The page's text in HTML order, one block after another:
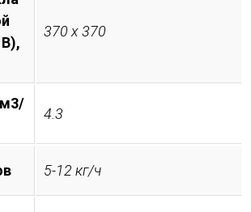
370 х 370
м3/
4.3
5-12 кг/ч